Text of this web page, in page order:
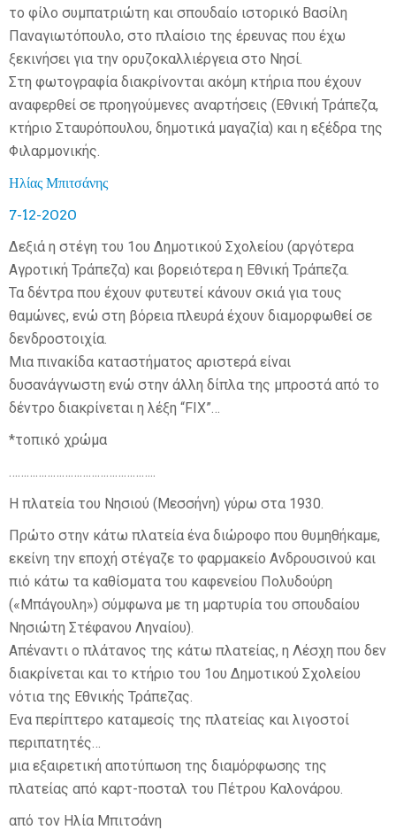
το φίλο συμπατριώτη και σπουδαίο ιστορικό Βασίλη
Παναγιωτόπουλο, στο πλαίσιο της έρευνας που έχω
ξεκινήσει για την ορυζοκαλλιέργεια στο Νησί.
Στη φωτογραφία διακρίνονται ακόμη κτήρια που έχουν
αναφερθεί σε προηγούμενες αναρτήσεις (Εθνική Τράπεζα,
κτήριο Σταυρόπουλου, δημοτικά μαγαζία) και η εξέδρα της
Φιλαρμονικής.
Ηλίας Μπιτσάνης
7-12-2020
Δεξιά η στέγη του 1ου Δημοτικού Σχολείου (αργότερα
Αγροτική Τράπεζα) και βορειότερα η Εθνική Τράπεζα.
Τα δέντρα που έχουν φυτευτεί κάνουν σκιά για τους
θαμώνες, ενώ στη βόρεια πλευρά έχουν διαμορφωθεί σε
δενδροστοιχία.
Μια πινακίδα καταστήματος αριστερά είναι
δυσανάγνωστη ενώ στην άλλη δίπλα της μπροστά από το
δέντρο διακρίνεται η λέξη “FIX”…
*τοπικό χρώμα
Η πλατεία του Νησιού (Μεσσήνη) γύρω στα 1930.
Πρώτο στην κάτω πλατεία ένα διώροφο που θυμηθήκαμε,
εκείνη την εποχή στέγαζε το φαρμακείο Ανδρουσινού και
πιό κάτω τα καθίσματα του καφενείου Πολυδούρη
(«Μπάγουλη») σύμφωνα με τη μαρτυρία του σπουδαίου
Νησιώτη Στέφανου Ληναίου).
Απέναντι ο πλάτανος της κάτω πλατείας, η Λέσχη που δεν
διακρίνεται και το κτήριο του 1ου Δημοτικού Σχολείου
νότια της Εθνικής Τράπεζας.
Ενα περίπτερο καταμεσίς της πλατείας και λιγοστοί
περιπατητές…
μια εξαιρετική αποτύπωση της διαμόρφωσης της
πλατείας από καρτ-ποσταλ του Πέτρου Καλονάρου.
από τον Ηλία Μπιτσάνη